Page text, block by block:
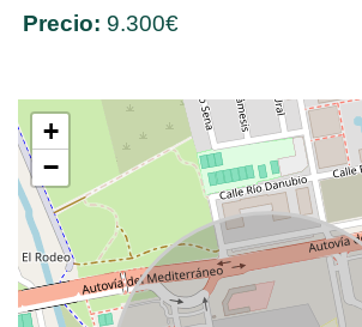
Precio: 9.300€
+
−